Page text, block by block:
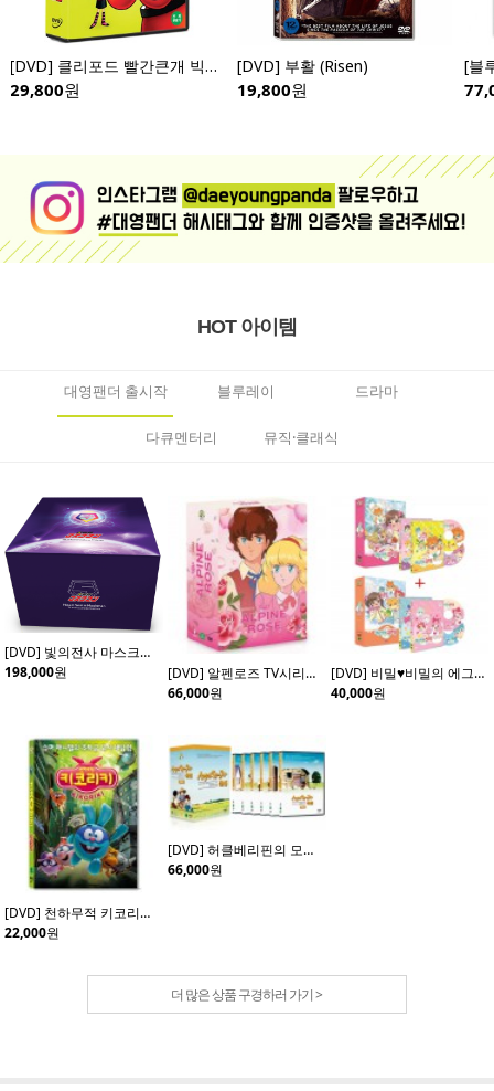
[DVD] 클리포드 빨간큰개 빅빅 전편 (10disc)- Clifford the Big Red Dog: Big Big
29,800원
[DVD] 부활 (Risen)
19,800원
HOT 아이템
대영팬더 출시작 블루레이 드라마
다큐멘터리 뮤직·클래식
[DVD] 빛의전사 마스크맨 초회 한정판 (20disc)
198,000원
[DVD] 알펜로즈 TV시리즈 (4disc)
66,000원
[DVD] 비밀♥비밀의 에그엔젤 코코밍 Vol.1+ Vol.2 (4disc)
40,000원
[DVD] 천하무적 키코리키 (Kikoriki: Team Invincible)- 데니스체르노프 감독
22,000원
[DVD] 허클베리핀의 모험 (6Disc)
66,000원
더 많은 상품 구경하러 가기 >